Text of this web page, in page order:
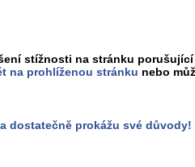
stížnosti na stránku
na prohlíženou stránku nebo
dostatečně prokážu své důvody!